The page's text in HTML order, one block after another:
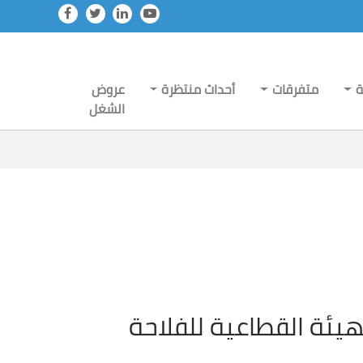
متفرقات أحداث منتظرة
عروض
الشغل
القطاعية للفلاحة